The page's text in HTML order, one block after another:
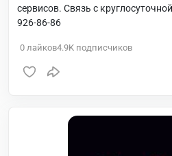
сервисов. Связь с
926-86-86
0 лайков4.9K подписчиков